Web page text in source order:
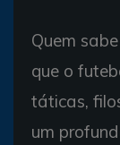
Quem
que o
táticas,
um